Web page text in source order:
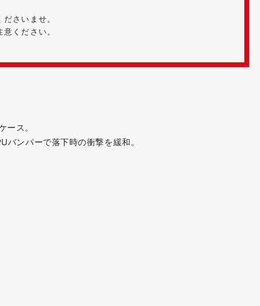
さいませ。
ください。
ース。
バンパーで落下時の衝撃を緩和。